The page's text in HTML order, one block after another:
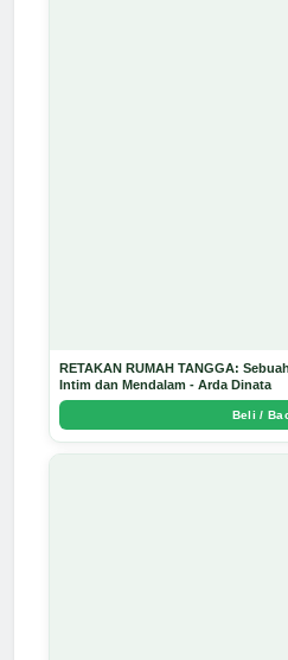
RETAKAN RUMAH TANGGA:
Intim dan Mendalam - Arda Dinata
Beli /